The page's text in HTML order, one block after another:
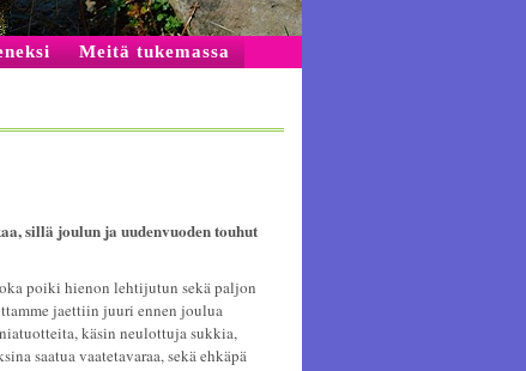
Meitä tukemassa
sillä joulun ja uudenvuoden touhut
poiki hienon lehtijutun sekä paljon
jaettiin juuri ennen joulua
käsin neulottuja sukkia,
saatua vaatetavaraa, sekä ehkäpä